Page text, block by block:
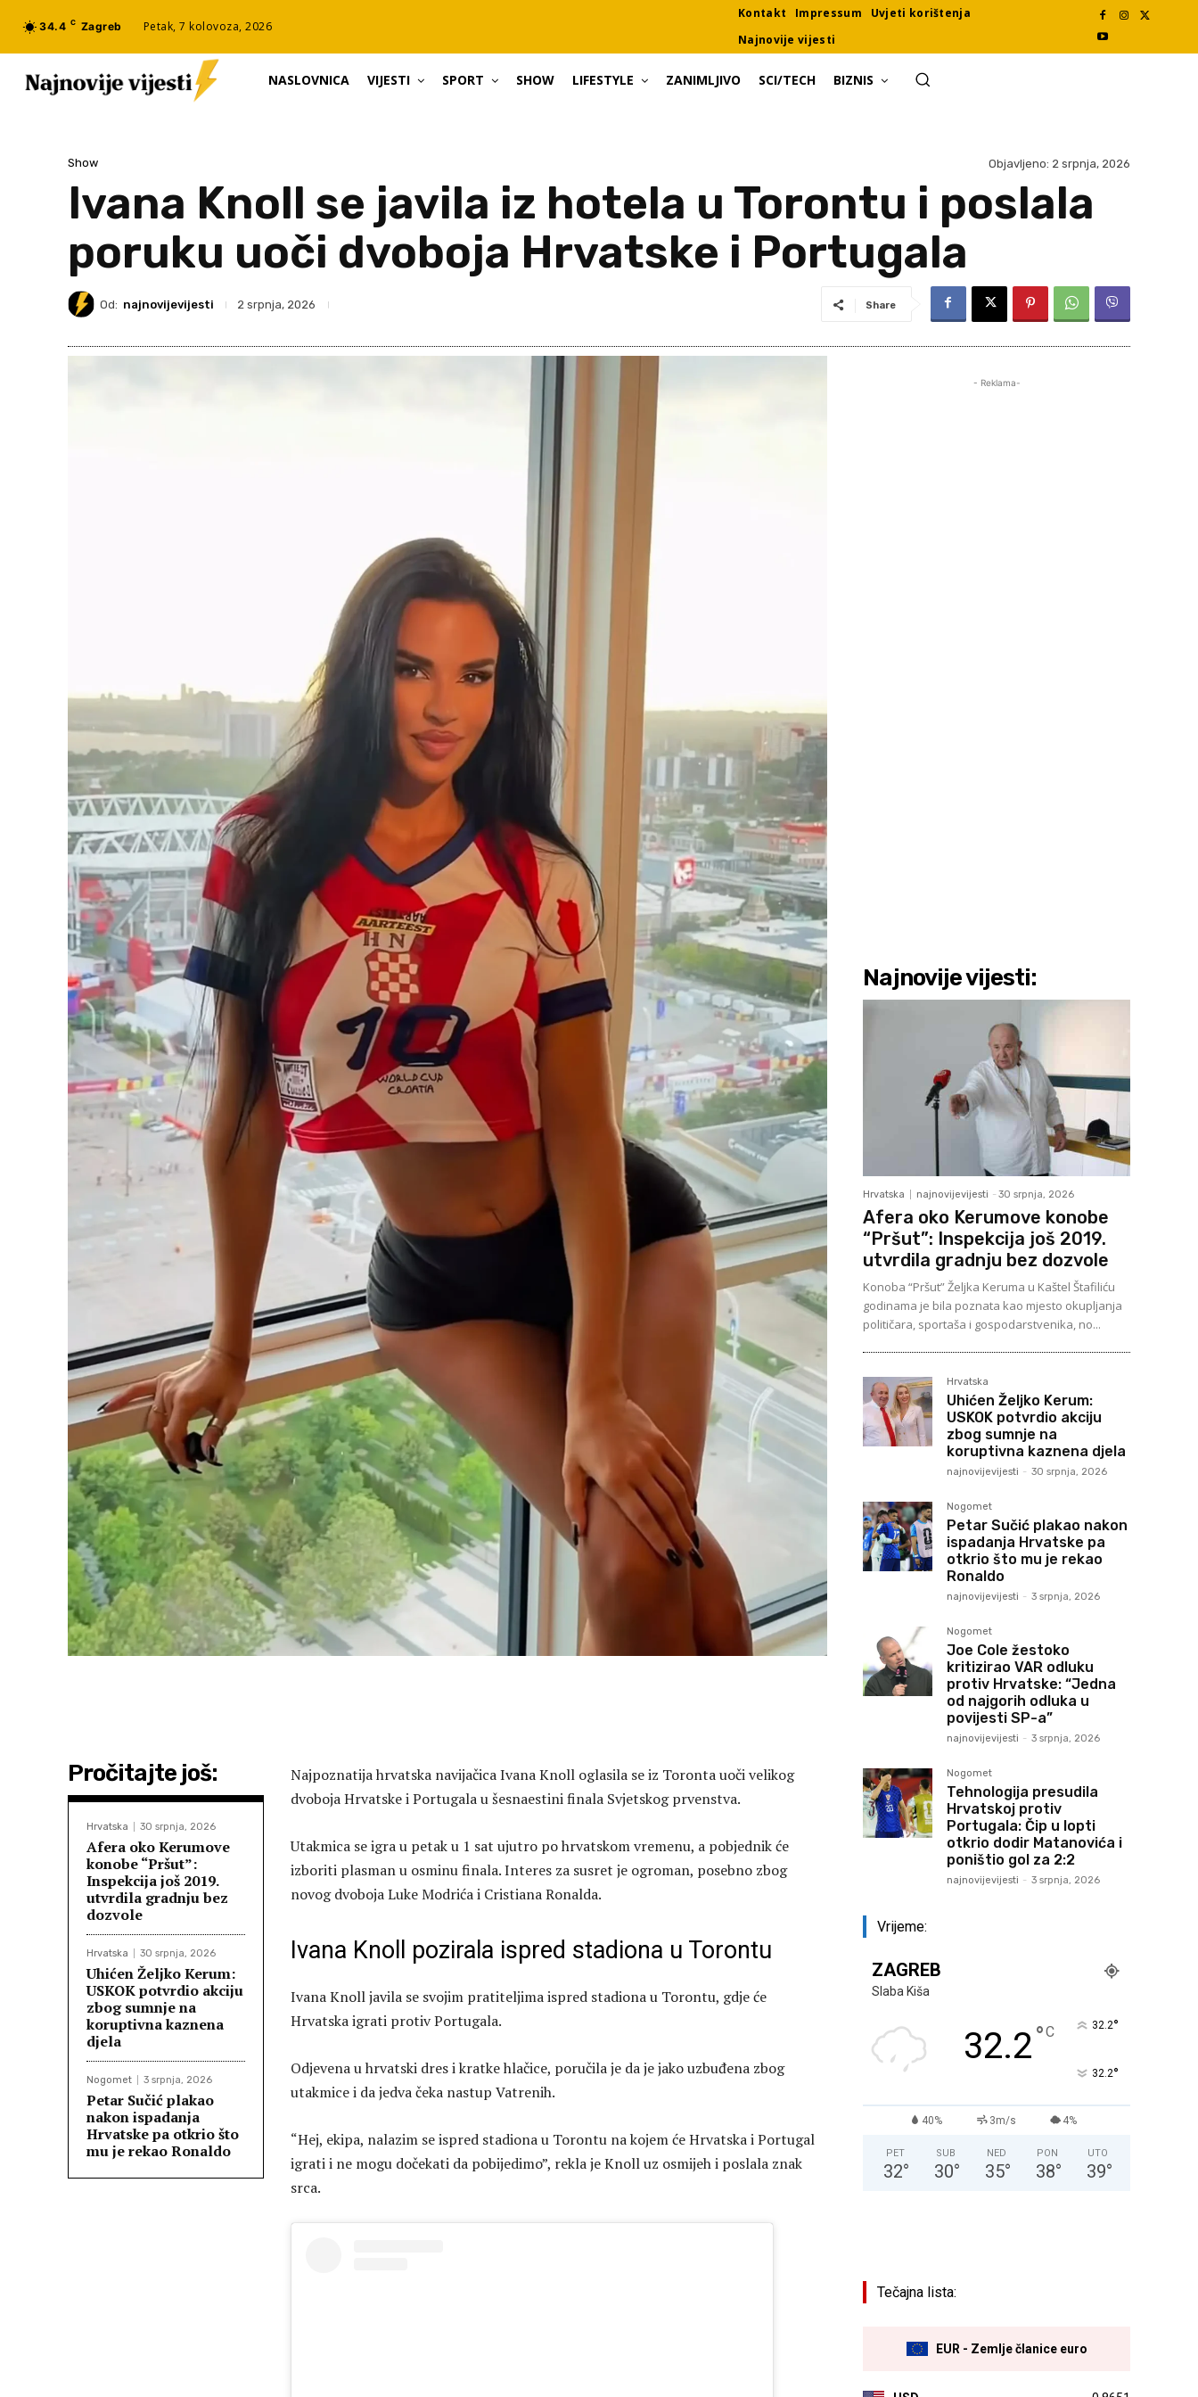
34.4 C Zagreb Petak, 7 kolovoza, 2026
Kontakt Impressum
Uvjeti korištenja
Najnovije vijesti
NASLOVNICA VIJESTI SPORT SHOW LIFESTYLE ZANIMLJIVO SCI/TECH BIZNIS
Show Objavljeno: 2 srpnja, 2026
Ivana Knoll se javila iz hotela u Torontu i poslala
poruku uoči dvoboja Hrvatske i Portugala
Od: najnovijevijesti 2 srpnja, 2026 Share
Pročitajte još:
Hrvatska 30 srpnja, 2026
Afera oko Kerumove
konobe “Pršut”:
Inspekcija još 2019.
utvrdila gradnju bez
dozvole
Hrvatska 30 srpnja, 2026
Uhićen Željko Kerum:
USKOK potvrdio akciju
zbog sumnje na
koruptivna kaznena
djela
Nogomet 3 srpnja, 2026
Petar Sučić plakao
nakon ispadanja
Hrvatske pa otkrio što
mu je rekao Ronaldo
Najpoznatija hrvatska navijačica Ivana Knoll oglasila se iz Toronta uoči velikog
dvoboja Hrvatske i Portugala u šesnaestini finala Svjetskog prvenstva.
Utakmica se igra u petak u 1 sat ujutro po hrvatskom vremenu, a pobjednik će
izboriti plasman u osminu finala. Interes za susret je ogroman, posebno zbog
novog dvoboja Luke Modrića i Cristiana Ronalda.
Ivana Knoll pozirala ispred stadiona u Torontu
Ivana Knoll javila se svojim pratiteljima ispred stadiona u Torontu, gdje će
Hrvatska igrati protiv Portugala.
Odjevena u hrvatski dres i kratke hlačice, poručila je da je jako uzbuđena zbog
utakmice i da jedva čeka nastup Vatrenih.
“Hej, ekipa, nalazim se ispred stadiona u Torontu na kojem će Hrvatska i Portugal
igrati i ne mogu dočekati da pobijedimo”, rekla je Knoll uz osmijeh i poslala znak
srca.
- Reklama-
Najnovije vijesti:
Hrvatska najnovijevijesti - 30 srpnja, 2026
Afera oko Kerumove konobe
“Pršut”: Inspekcija još 2019.
utvrdila gradnju bez dozvole
Konoba “Pršut” Željka Keruma u Kaštel Štafiliću
godinama je bila poznata kao mjesto okupljanja
političara, sportaša i gospodarstvenika, no...
Hrvatska
Uhićen Željko Kerum:
USKOK potvrdio akciju
zbog sumnje na
koruptivna kaznena djela
najnovijevijesti - 30 srpnja, 2026
Nogomet
Petar Sučić plakao nakon
ispadanja Hrvatske pa
otkrio što mu je rekao
Ronaldo
najnovijevijesti - 3 srpnja, 2026
Nogomet
Joe Cole žestoko
kritizirao VAR odluku
protiv Hrvatske: “Jedna
od najgorih odluka u
povijesti SP-a”
najnovijevijesti - 3 srpnja, 2026
Nogomet
Tehnologija presudila
Hrvatskoj protiv
Portugala: Čip u lopti
otkrio dodir Matanovića i
poništio gol za 2:2
najnovijevijesti - 3 srpnja, 2026
Vrijeme:
ZAGREB
Slaba Kiša
32.2°C 32.2°
32.2°
40% 3m/s 4%
PET
32°
SUB
30°
NED
35°
PON
38°
UTO
39°
Tečajna lista:
EUR - Zemlje članice euro